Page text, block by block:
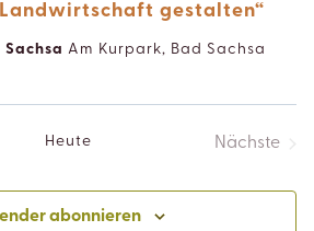
gestalten“
Sachsa Am Kurpark, Bad Sachsa
Heute
Nächste
abonnieren